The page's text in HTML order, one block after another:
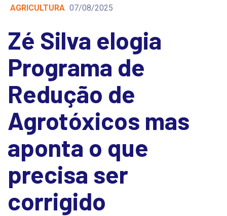
AGRICULTURA 07/08/2025
Zé Silva elogia
Programa de
Redução de
Agrotóxicos mas
aponta o que
precisa ser
corrigido